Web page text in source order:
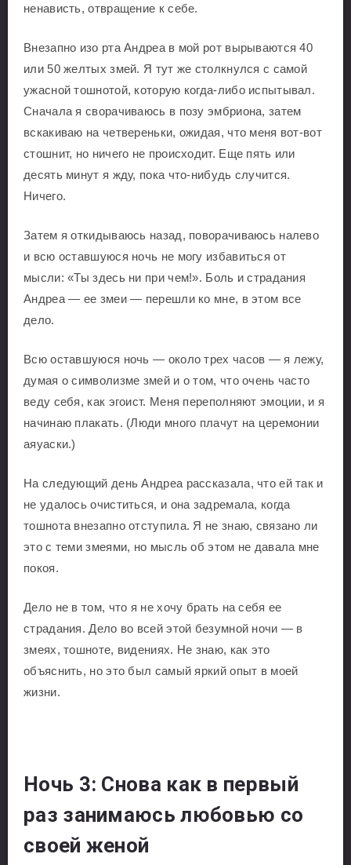
ненависть, отвращение к себе.
Внезапно изо рта Андреа в мой рот вырываются 40
или 50 желтых змей. Я тут же столкнулся с самой
ужасной тошнотой, которую когда-либо испытывал.
Сначала я сворачиваюсь в позу эмбриона, затем
вскакиваю на четвереньки, ожидая, что меня вот-вот
стошнит, но ничего не происходит. Еще пять или
десять минут я жду, пока что-нибудь случится.
Ничего.
Затем я откидываюсь назад, поворачиваюсь налево
и всю оставшуюся ночь не могу избавиться от
мысли: «Ты здесь ни при чем!». Боль и страдания
Андреа — ее змеи — перешли ко мне, в этом все
дело.
Всю оставшуюся ночь — около трех часов — я лежу,
думая о символизме змей и о том, что очень часто
веду себя, как эгоист. Меня переполняют эмоции, и я
начинаю плакать. (Люди много плачут на церемонии
аяуаски.)
На следующий день Андреа рассказала, что ей так и
не удалось очиститься, и она задремала, когда
тошнота внезапно отступила. Я не знаю, связано ли
это с теми змеями, но мысль об этом не давала мне
покоя.
Дело не в том, что я не хочу брать на себя ее
страдания. Дело во всей этой безумной ночи — в
змеях, тошноте, видениях. Не знаю, как это
объяснить, но это был самый яркий опыт в моей
жизни.
Ночь 3: Снова как в первый
раз занимаюсь любовью со
своей женой